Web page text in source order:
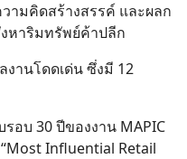
ามคิดสร้างสรรค์ และผลก
หาริมทรัพย์ค้าปลีก
านโดดเด่น ซึ่งมี 12
อบ 30 ปีของงาน MAPIC
Influential Retail